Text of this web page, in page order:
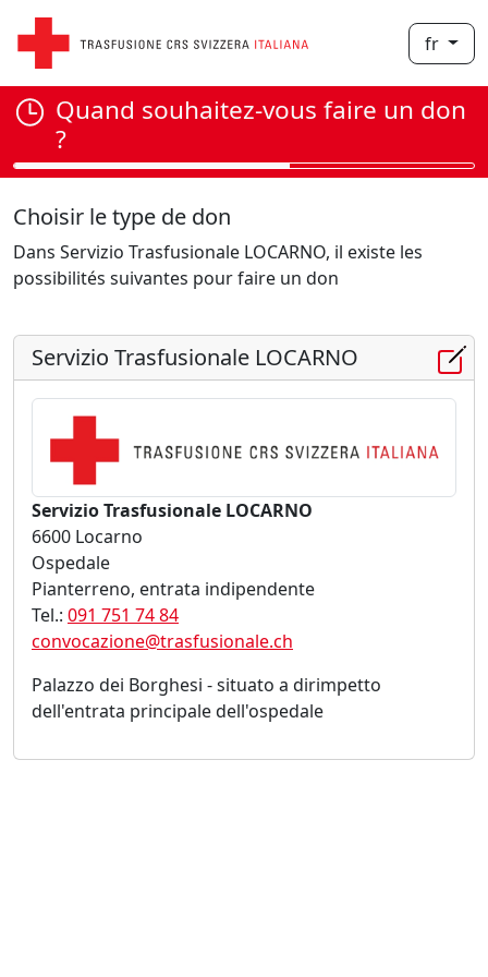
fr
Quand souhaitez-vous faire un don
?
Choisir le type de don
Dans Servizio Trasfusionale LOCARNO, il existe les
possibilités suivantes pour faire un don
Servizio Trasfusionale LOCARNO
Servizio Trasfusionale LOCARNO
6600 Locarno
Ospedale
Pianterreno, entrata indipendente
Tel.: 091 751 74 84
convocazione@trasfusionale.ch
Palazzo dei Borghesi - situato a dirimpetto
dell'entrata principale dell'ospedale